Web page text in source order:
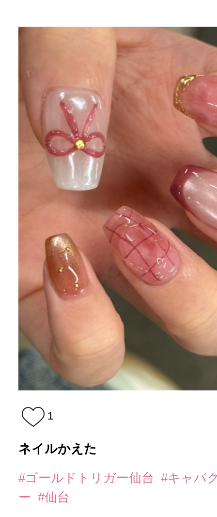
1
ネイルかえた
#ゴールドトリガー仙台
#キャバ
ー #仙台